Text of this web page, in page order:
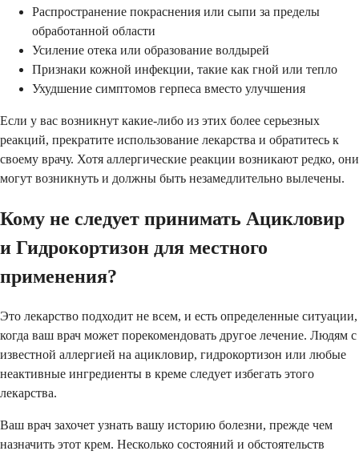
Распространение покраснения или сыпи за пределы
обработанной области
Усиление отека или образование волдырей
Признаки кожной инфекции, такие как гной или тепло
Ухудшение симптомов герпеса вместо улучшения
Если у вас возникнут какие-либо из этих более серьезных
реакций, прекратите использование лекарства и обратитесь к
своему врачу. Хотя аллергические реакции возникают редко, они
могут возникнуть и должны быть незамедлительно вылечены.
Кому не следует принимать Ацикловир
и Гидрокортизон для местного
применения?
Это лекарство подходит не всем, и есть определенные ситуации,
когда ваш врач может порекомендовать другое лечение. Людям с
известной аллергией на ацикловир, гидрокортизон или любые
неактивные ингредиенты в креме следует избегать этого
лекарства.
Ваш врач захочет узнать вашу историю болезни, прежде чем
назначить этот крем. Несколько состояний и обстоятельств